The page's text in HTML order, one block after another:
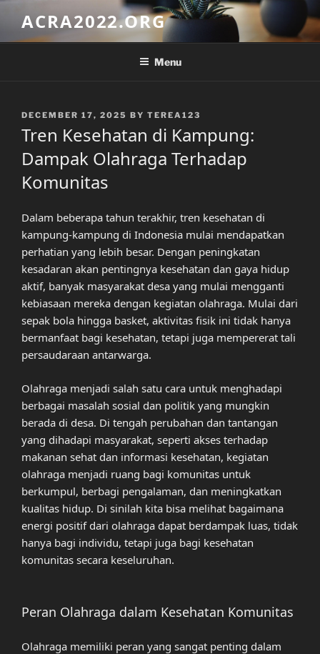
content
ACRA2022.ORG
Menu
POSTED
DECEMBER 17, 2025 BY TEREA123
Tren Kesehatan di Kampung:
Dampak Olahraga Terhadap
Komunitas
Dalam beberapa tahun terakhir, tren kesehatan di
kampung-kampung di Indonesia mulai mendapatkan
perhatian yang lebih besar. Dengan peningkatan
kesadaran akan pentingnya kesehatan dan gaya hidup
aktif, banyak masyarakat desa yang mulai mengganti
kebiasaan mereka dengan kegiatan olahraga. Mulai dari
sepak bola hingga basket, aktivitas fisik ini tidak hanya
bermanfaat bagi kesehatan, tetapi juga mempererat tali
persaudaraan antarwarga.
Olahraga menjadi salah satu cara untuk menghadapi
berbagai masalah sosial dan politik yang mungkin
berada di desa. Di tengah perubahan dan tantangan
yang dihadapi masyarakat, seperti akses terhadap
makanan sehat dan informasi kesehatan, kegiatan
olahraga menjadi ruang bagi komunitas untuk
berkumpul, berbagi pengalaman, dan meningkatkan
kualitas hidup. Di sinilah kita bisa melihat bagaimana
energi positif dari olahraga dapat berdampak luas, tidak
hanya bagi individu, tetapi juga bagi kesehatan
komunitas secara keseluruhan.
Peran Olahraga dalam Kesehatan Komunitas
Olahraga memiliki peran yang sangat penting dalam